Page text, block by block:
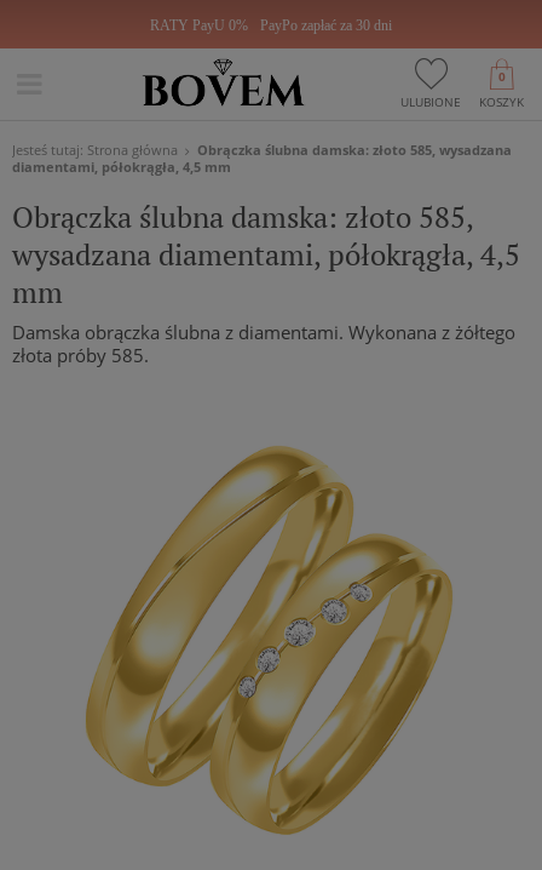
RATY PayU 0% PayPo zapłać za 30 dni
ULUBIONE KOSZYK
0
Jesteś tutaj: Strona główna
Obrączka ślubna damska: złoto 585, wysadzana
diamentami, półokrągła, 4,5 mm
Obrączka ślubna damska: złoto 585,
wysadzana diamentami, półokrągła, 4,5
mm
Damska obrączka ślubna z diamentami. Wykonana z żółtego
złota próby 585.